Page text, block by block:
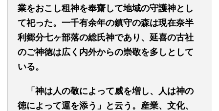
業をおこし租神を奉齋して地域の守護神とし
て祀った。一千有余年の鎮守の森は現在奈半
利郷分七ヶ部落の総氏神であり、延喜の古社
のご神徳は広く内外からの崇敬を多しとして
いる。
「神は人の敬によって威を増し、人は神の
徳によって運を添う」と云う。産業、文化、